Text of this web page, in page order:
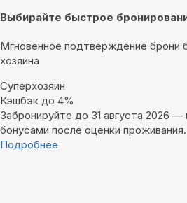
Выбирайте быстрое
Мгновенное подтверждение брони
хозяина
Суперхозяин
Кэшбэк до 4%
Забронируйте до 31 августа 2026
бонусами после оценки проживания.
Подробнее